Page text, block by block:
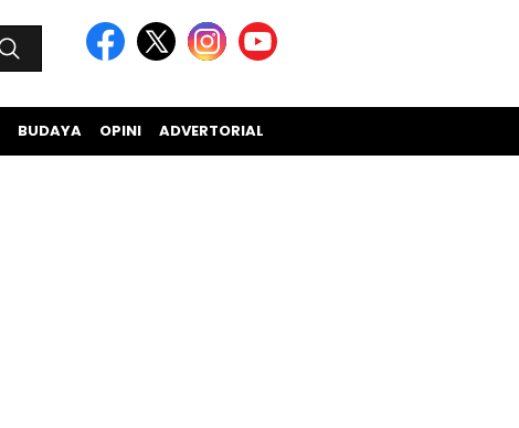
BUDAYA OPINI ADVERTORIAL